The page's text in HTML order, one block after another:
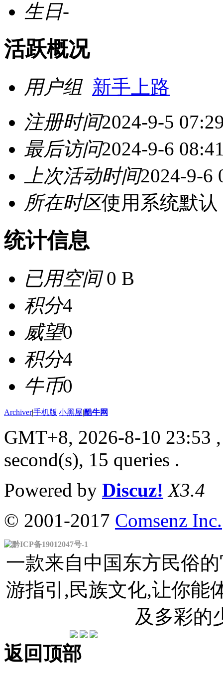
生日-
活跃概况
用户组 新手上路
注册时间2024-9-5
最后访问2024-9-6
上次活动时间2024-9-6
所在时区使用系统默认
统计信息
已用空间0 B
积分4
威望0
积分4
牛币0
Archiver|手机版|小黑屋|酷牛网
GMT+8, 2026-8-10 23:53
second(s), 15 queries .
Powered by Discuz! X3.4
© 2001-2017 Comsenz Inc.
黔ICP备19012047号-1
一款来自中国东方民俗
游指引,民族文化,让你能
及多彩的
返回顶部